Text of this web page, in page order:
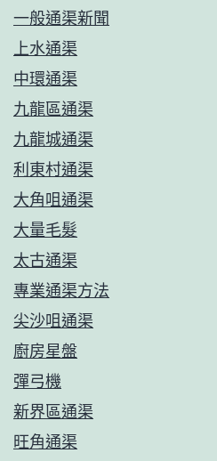
一般通渠新聞
上水通渠
中環通渠
九龍區通渠
九龍城通渠
利東村通渠
大角咀通渠
大量毛髮
太古通渠
專業通渠方法
尖沙咀通渠
廚房星盤
彈弓機
新界區通渠
旺角通渠